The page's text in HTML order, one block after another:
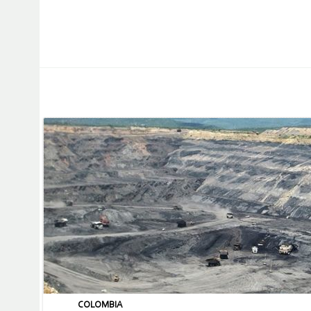
COLOMBIA